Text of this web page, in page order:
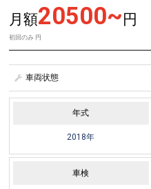
月額20500~ 円
初回のみ 円
車両状態
年式
2018年
車検